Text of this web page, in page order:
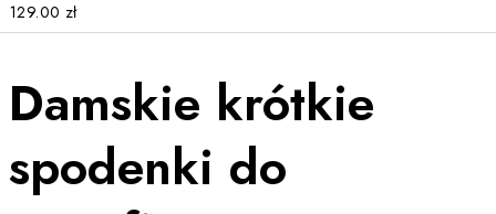
be
the
page
129.00 zł
Damskie krótkie
spodenki do